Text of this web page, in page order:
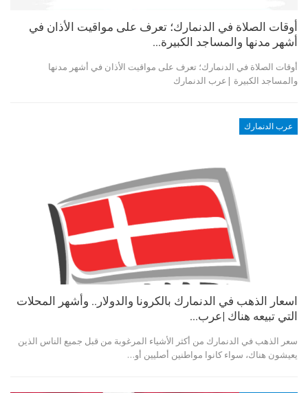
أوقات الصلاة في الدنمارك؛ تعرف على مواقيت الأذان في
أشهر مدنها والمساجد الكبيرة…
أوقات الصلاة في الدنمارك؛ تعرف على مواقيت الأذان في أشهر مدنها
والمساجد الكبيرة |عرب الدنمارك
عرب الدنمارك
اسعار الذهب في الدنمارك بالكرونا والدولار.. وأشهر المحلات
التي تبيعه هناك |عرب…
سعر الذهب في الدنمارك من أكثر الأشياء المرغوبة من قبل جميع الناس الذين
يعيشون هناك، سواء كانوا مواطنين أصليين أو…